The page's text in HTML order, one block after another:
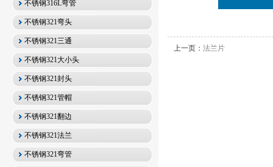
不锈钢316L弯管
不锈钢321弯头
不锈钢321三通
不锈钢321大小头
不锈钢321封头
不锈钢321管帽
不锈钢321翻边
不锈钢321法兰
不锈钢321弯管
上一页： 法兰片